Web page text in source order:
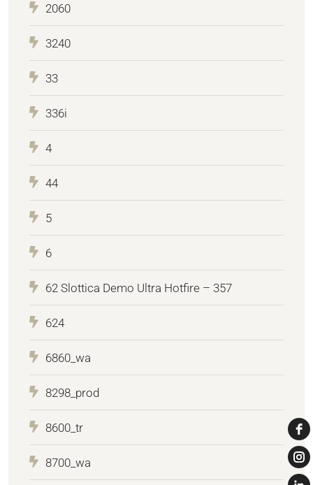
2060
3240
33
336i
4
44
5
6
62 Slottica Demo Ultra Hotfire – 357
624
6860_wa
8298_prod
8600_tr
8700_wa